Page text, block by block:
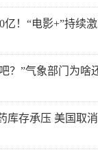
亿！“电影+”持续
？”气象部门为啥
库存承压 美国取